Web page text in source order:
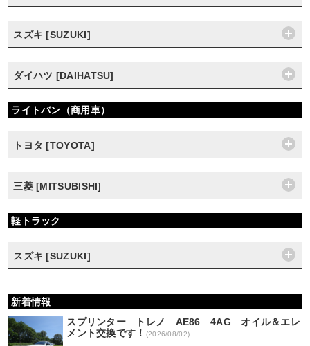
スズキ [SUZUKI]
ダイハツ [DAIHATSU]
ライトバン（商用車）
トヨタ [TOYOTA]
三菱 [MITSUBISHI]
軽トラック
スズキ [SUZUKI]
新着情報
スプリンター トレノ AE86 4AG オイル＆エレ
メント交換です！ (2026/08/02)